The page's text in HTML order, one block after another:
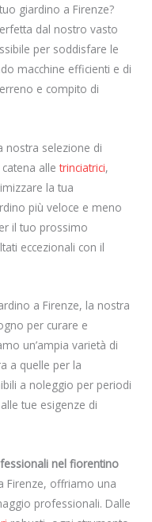
giardino a Firenze?
dal nostro vasto
per soddisfare le
macchine efficienti e di
e compito di
nostra selezione di
catena alletrinciatrici,
la tua
più veloce e meno
il tuo prossimo
eccezionali con il
a Firenze, la nostra
per curare e
un’ampia varietà di
a quelle per la
a noleggio per periodi
tue esigenze di
nel fiorentino
Firenze, offriamo una
professionali. Dalle